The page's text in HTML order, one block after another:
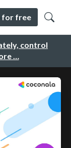
control
…
for free